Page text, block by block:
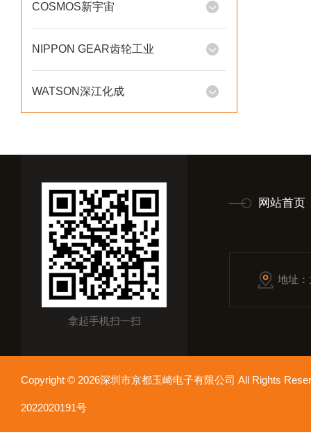
COSMOS新宇宙
NIPPON GEAR齿轮工业
WATSON深江化成
拿起手机扫一扫
网站首页
地址
Copyright © 2026深圳市京都玉崎电子有限公司 All Rights
2022020191号